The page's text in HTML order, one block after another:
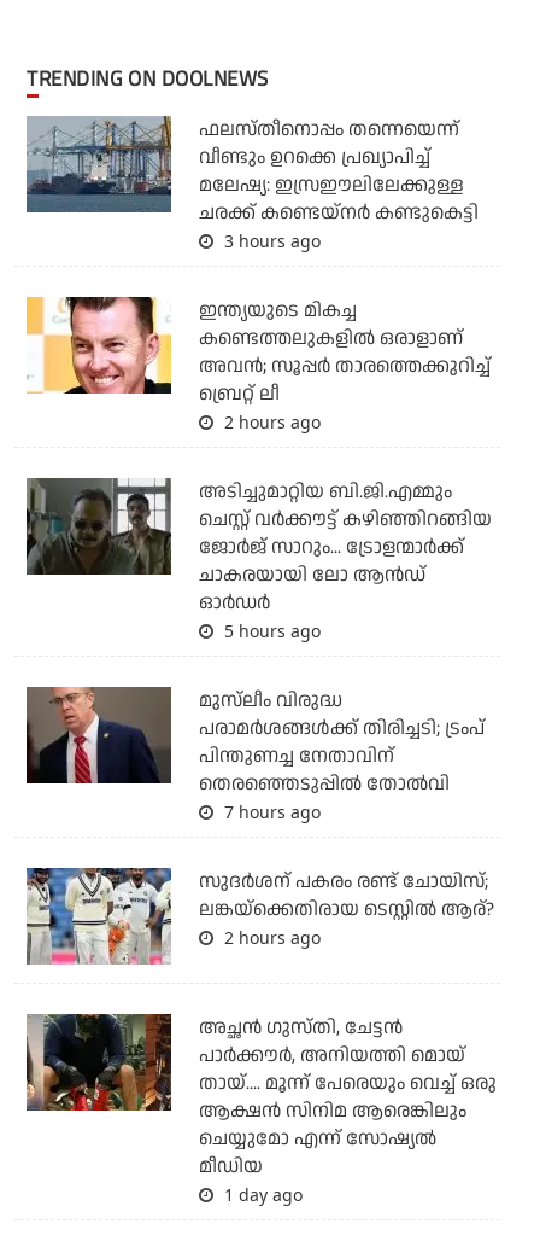
TRENDING ON DOOLNEWS
ഫലസ്തീനൊപ്പം തന്നെയെന്ന്
വീണ്ടും ഉറക്കെ പ്രഖ്യാപിച്ച്
മലേഷ്യ: ഇസ്രഈലിലേക്കുള്ള
ചരക്ക് കണ്ടെയ്‌നര്‍ കണ്ടുകെട്ടി
3 hours ago
ഇന്ത്യയുടെ മികച്ച
കണ്ടെത്തലുകളില്‍ ഒരാളാണ്
അവന്‍; സൂപ്പര്‍ താരത്തെക്കുറിച്ച്
ബ്രെറ്റ് ലീ
2 hours ago
അടിച്ചുമാറ്റിയ ബി.ജി.എമ്മും
ചെസ്റ്റ് വര്‍ക്കൗട്ട് കഴിഞ്ഞിറങ്ങിയ
ജോര്‍ജ് സാറും... ട്രോളന്മാര്‍ക്ക്
ചാകരയായി ലോ ആന്‍ഡ്
ഓര്‍ഡര്‍
5 hours ago
മുസ്‌ലീം വിരുദ്ധ
പരാമര്‍ശങ്ങള്‍ക്ക് തിരിച്ചടി; ട്രംപ്
പിന്തുണച്ച നേതാവിന്
തെരഞ്ഞെടുപ്പില്‍ തോല്‍വി
7 hours ago
സുദര്‍ശന് പകരം രണ്ട് ചോയിസ്;
ലങ്കയ്‌ക്കെതിരായ ടെസ്റ്റില്‍ ആര്?
2 hours ago
അച്ഛന്‍ ഗുസ്തി, ചേട്ടന്‍
പാര്‍ക്കൗര്‍, അനിയത്തി മൊയ്
തായ്.... മൂന്ന് പേരെയും വെച്ച് ഒരു
ആക്ഷന്‍ സിനിമ ആരെങ്കിലും
ചെയ്യുമോ എന്ന് സോഷ്യല്‍
മീഡിയ
1 day ago